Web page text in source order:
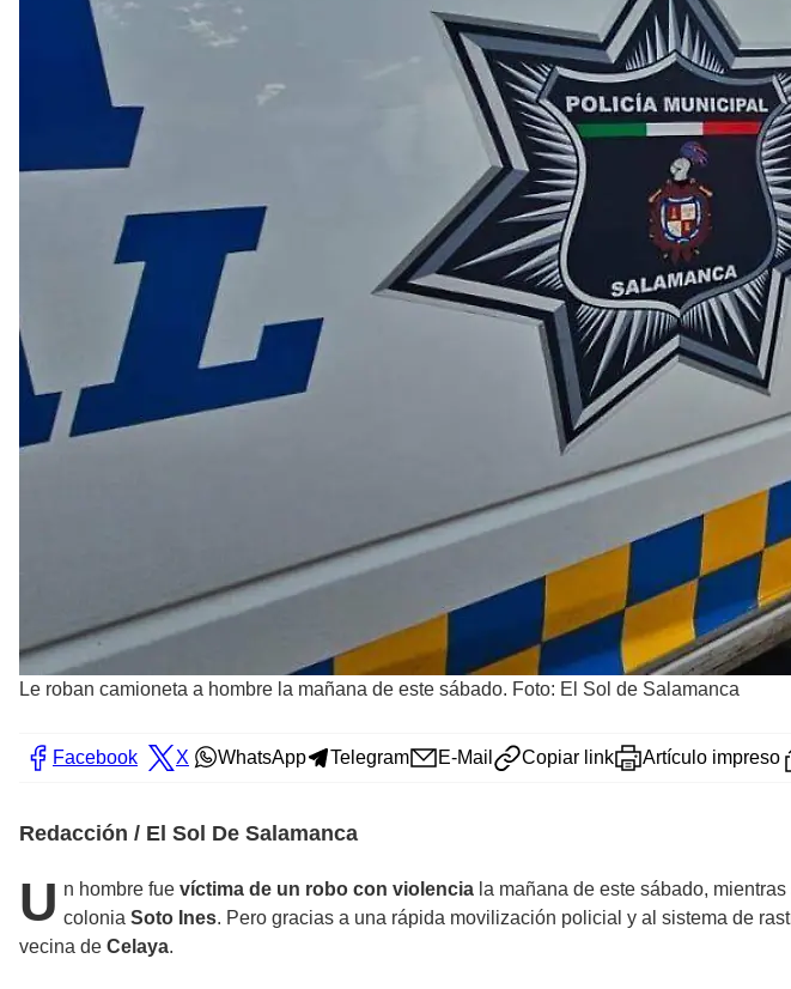
Le roban camioneta a hombre la mañana de este sábado. Foto: El Sol de Salamanca
Facebook X WhatsApp Telegram E-Mail Copiar link Artículo impreso
Redacción / El Sol De Salamanca
U n hombre fue víctima de un robo con violencia la mañana de este sábado,
colonia Soto Ines. Pero gracias a una rápida movilización policial y al sistema de
vecina de Celaya.